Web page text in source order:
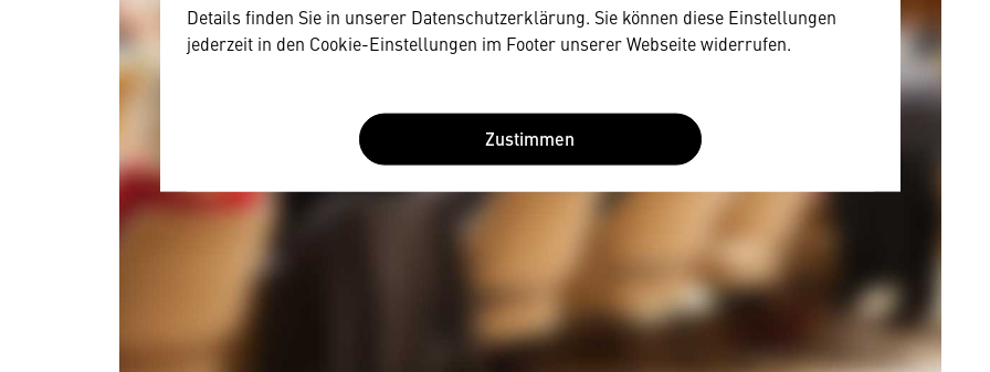
Details finden Sie in unserer Datenschutzerklärung. Sie können diese Einstellungen
jederzeit in den Cookie-Einstellungen im Footer unserer Webseite widerrufen.
Zustimmen